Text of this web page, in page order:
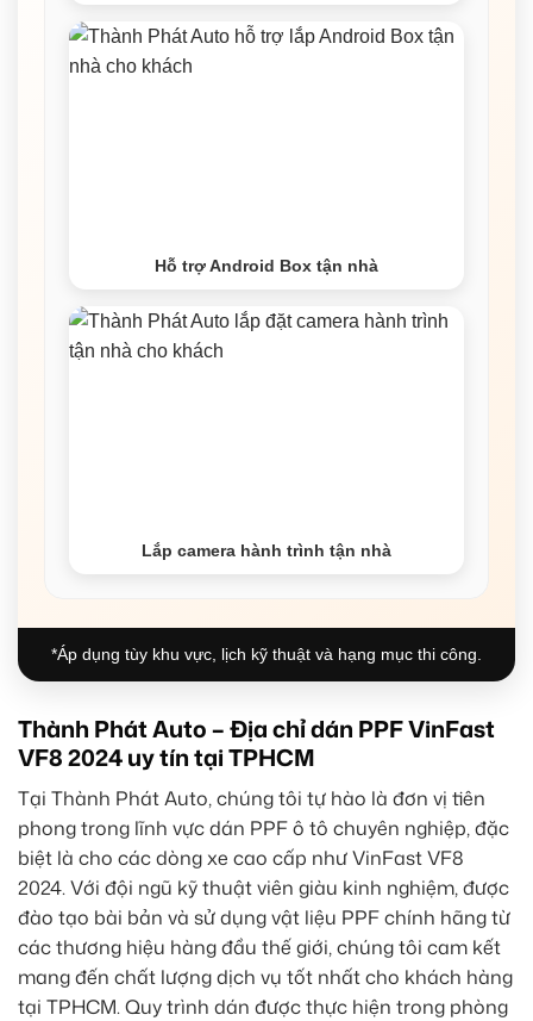
Hỗ trợ Android Box tận nhà
Lắp camera hành trình tận nhà
*Áp dụng tùy khu vực, lịch kỹ thuật và hạng mục thi công.
Thành Phát Auto – Địa chỉ dán PPF VinFast
VF8 2024 uy tín tại TPHCM
Tại Thành Phát Auto, chúng tôi tự hào là đơn vị tiên
phong trong lĩnh vực dán PPF ô tô chuyên nghiệp, đặc
biệt là cho các dòng xe cao cấp như VinFast VF8
2024. Với đội ngũ kỹ thuật viên giàu kinh nghiệm, được
đào tạo bài bản và sử dụng vật liệu PPF chính hãng từ
các thương hiệu hàng đầu thế giới, chúng tôi cam kết
mang đến chất lượng dịch vụ tốt nhất cho khách hàng
tại TPHCM. Quy trình dán được thực hiện trong phòng